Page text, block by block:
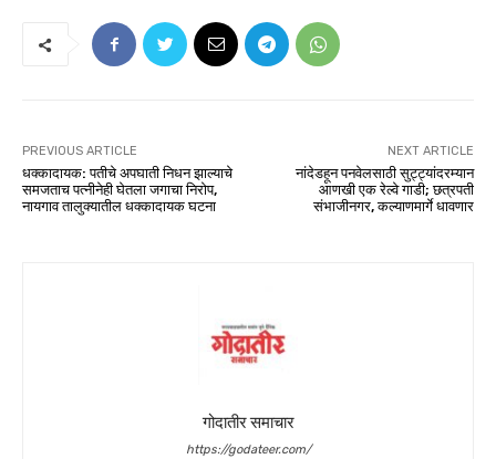
PREVIOUS ARTICLE
धक्कादायक: पतीचे अपघाती निधन झाल्याचे
समजताच पत्नीनेही घेतला जगाचा निरोप,
नायगाव तालुक्यातील धक्कादायक घटना
NEXT ARTICLE
नांदेडहून पनवेलसाठी सुट्ट्यांदरम्यान
आणखी एक रेल्वे गाडी; छत्रपती
संभाजीनगर, कल्याणमार्गे धावणार
गोदातीर समाचार
https://godateer.com/